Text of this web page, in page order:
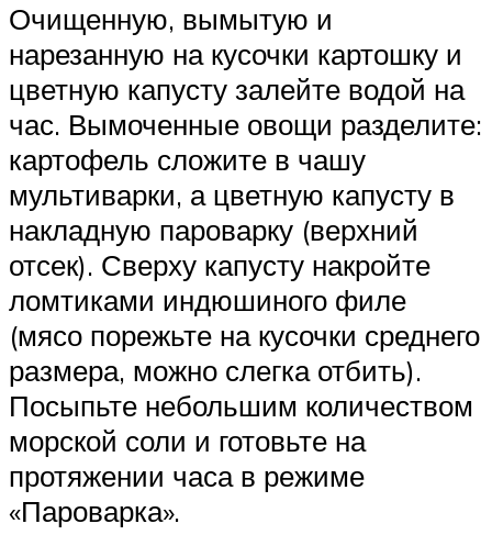
Очищенную, вымытую и
нарезанную на кусочки картошку и
цветную капусту залейте водой на
час. Вымоченные овощи разделите:
картофель сложите в чашу
мультиварки, а цветную капусту в
накладную пароварку (верхний
отсек). Сверху капусту накройте
ломтиками индюшиного филе
(мясо порежьте на кусочки среднего
размера, можно слегка отбить).
Посыпьте небольшим количеством
морской соли и готовьте на
протяжении часа в режиме
«Пароварка».